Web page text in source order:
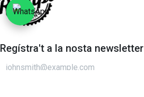
Regístra't a la nosta newsletter